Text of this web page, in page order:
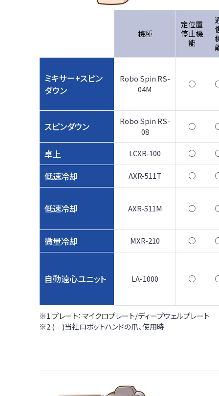
機種
定位置
停止機
能
ミキサー+スピン
ダウン
Robo Spin RS-
04M
○
スピンダウン
Robo Spin RS-
08
○
卓上 LCXR-100 ○
低速冷却 AXR-511T ○
低速冷却 AXR-511M ○
微量冷却 MXR-210 ○
自動遠心ユニット LA-1000 ○
※1 プレート：マイクロプレート/ディープウェルプレート
※2 ( )当社ロボットハンドの爪、使用時